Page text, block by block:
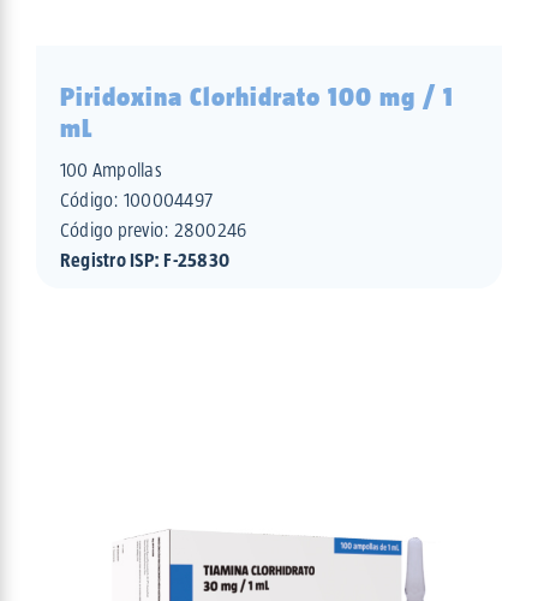
Piridoxina Clorhidrato 100 mg / 1
mL
100 Ampollas
Código: 100004497
Código previo: 2800246
Registro ISP: F-25830